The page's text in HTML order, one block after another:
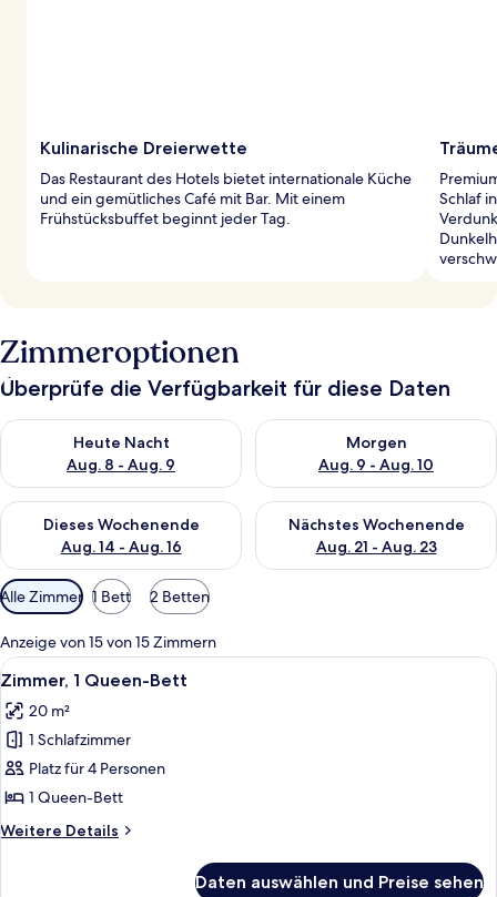
Kulinarische Dreierwette
Das Restaurant des Hotels bietet internationale Küche
und ein gemütliches Café mit Bar. Mit einem
Frühstücksbuffet beginnt jeder Tag.
Schlaf
Zimmeroptionen
Überprüfe die Verfügbarkeit für diese Daten
Heute Nacht
Aug. 8 - Aug. 9
Überprüfe die Verfügbarkeit für heute Nacht, Aug. 8 - Aug. 9.
Morgen
Aug. 9 - Aug. 10
Überprüfe die Verfügbarkeit
Dieses Wochenende
Aug. 14 - Aug. 16
Überprüfe die Verfügbarkeit für dieses Wochenende, Aug. 14
Nächstes Wochenende
Aug. 21 - Aug. 23
Überprüfe die Verfügbarkeit
Verfügbare
Filter
für
Zimmer
Alle Zimmer 1 Bett 2 Betten
Anzeige von 15 von 15 Zimmern
Alle
Fotos
für
Zimmer,
1
Queen-
Bett
anzeigen
Ein Hotelzimmer mit Bett,
5
Zimmer, 1 Queen-Bett
20 m²
1 Schlafzimmer
Platz für 4 Personen
1 Queen-Bett
Weitere Details
Weitere
Daten auswählen und Preise sehen